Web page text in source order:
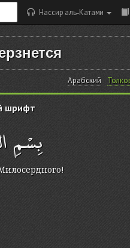
Нассир аль-Катами
Арабский
шрифт
بِسْمِ